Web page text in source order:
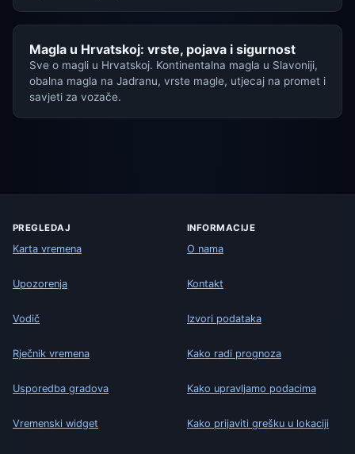
Magla u Hrvatskoj: vrste, pojava i sigurnost
Sve o magli u Hrvatskoj. Kontinentalna magla u Slavoniji,
obalna magla na Jadranu, vrste magle, utjecaj na promet i
savjeti za vozače.
PREGLEDAJ
Karta vremena
Upozorenja
Vodič
Rječnik vremena
Usporedba gradova
Vremenski widget
INFORMACIJE
O nama
Kontakt
Izvori podataka
Kako radi prognoza
Kako upravljamo podacima
Kako prijaviti grešku u lokaciji